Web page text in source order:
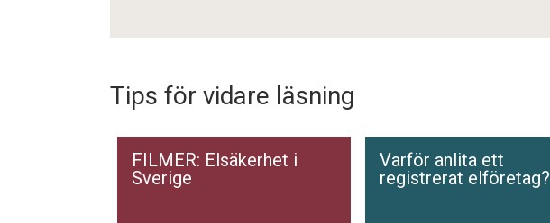
Tips för vidare läsning
FILMER: Elsäkerhet i
Sverige
Varför anlita ett
registrerat elföretag?